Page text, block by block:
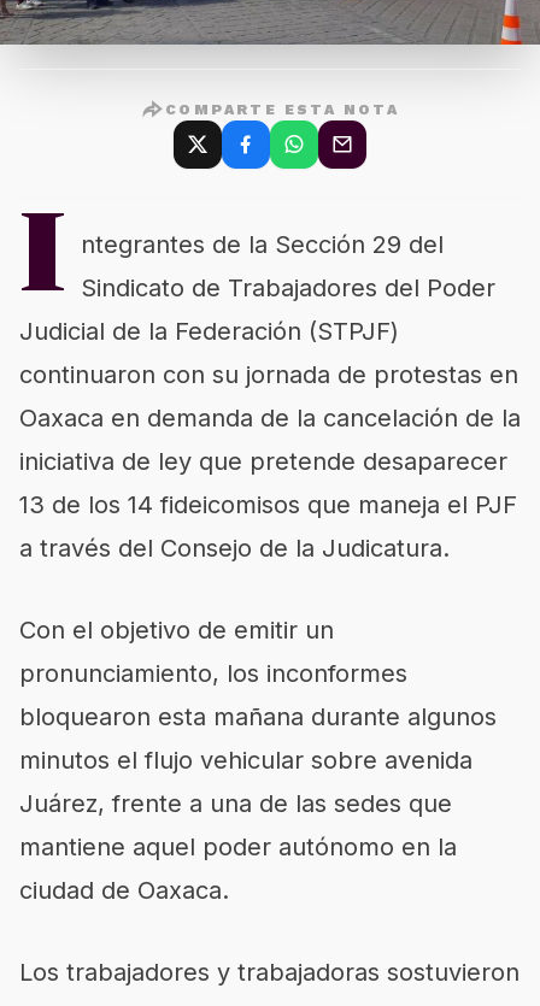
COMPARTE ESTA NOTA
I
ntegrantes de la Sección 29 del
Sindicato de Trabajadores del Poder
Judicial de la Federación (STPJF)
continuaron con su jornada de protestas en
Oaxaca en demanda de la cancelación de la
iniciativa de ley que pretende desaparecer
13 de los 14 fideicomisos que maneja el PJF
a través del Consejo de la Judicatura.
Con el objetivo de emitir un
pronunciamiento, los inconformes
bloquearon esta mañana durante algunos
minutos el flujo vehicular sobre avenida
Juárez, frente a una de las sedes que
mantiene aquel poder autónomo en la
ciudad de Oaxaca.
Los trabajadores y trabajadoras sostuvieron